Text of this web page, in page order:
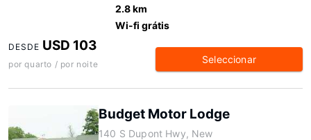
2.8 km
Wi-fi grátis
DESDE USD 103
por quarto / por noite Seleccionar
Budget Motor Lodge
140 S Dupont Hwy, New